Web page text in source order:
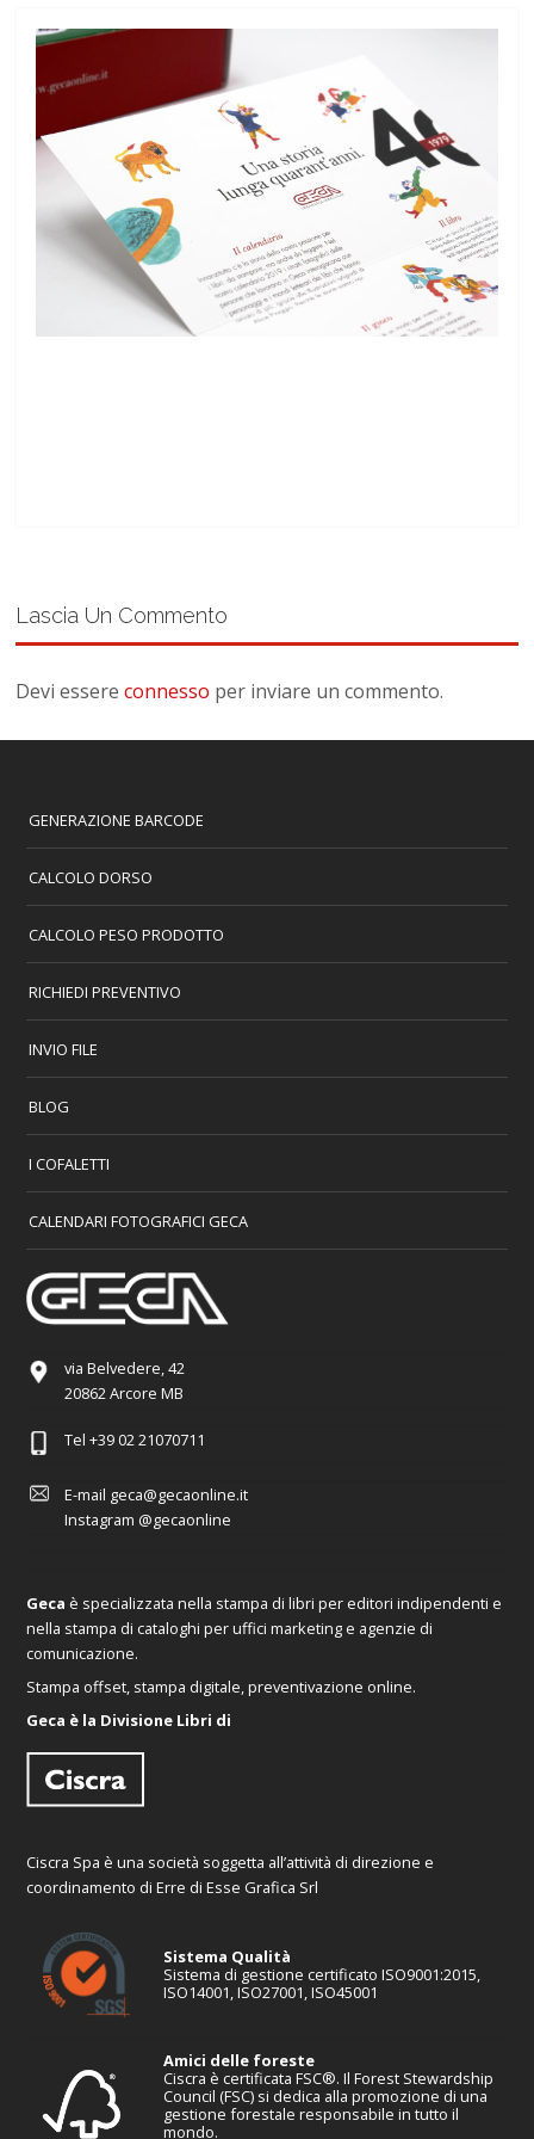
Lascia Un Commento
Devi essereconnesso per inviare un commento.
GENERAZIONE BARCODE
CALCOLO DORSO
CALCOLO PESO PRODOTTO
RICHIEDI PREVENTIVO
INVIO FILE
BLOG
I COFALETTI
CALENDARI FOTOGRAFICI GECA
via Belvedere, 42
20862 Arcore MB
Tel +39 02 21070711
E-mail geca@gecaonline.it
Instagram @gecaonline
Geca è specializzata nella stampa di libri per editori indipendenti e
nella stampa di cataloghi per uffici marketing e agenzie di
comunicazione.
Stampa offset, stampa digitale, preventivazione online.
Geca è la Divisione Libri di
Ciscra Spa è una società soggetta all’attività di direzione e
coordinamento di Erre di Esse Grafica Srl
Sistema Qualità
Sistema di gestione certificato ISO9001:2015,
ISO14001, ISO27001, ISO45001
Amici delle foreste
Ciscra è certificata FSC®. Il Forest Stewardship
Council (FSC) si dedica alla promozione di una
gestione forestale responsabile in tutto il
mondo.